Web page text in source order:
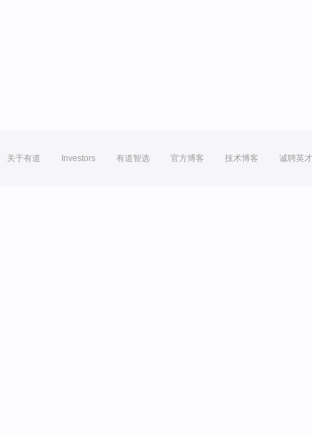
关于有道 Investors 有道智选 官方博客 技术博客 诚聘英才